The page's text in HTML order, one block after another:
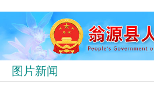
图片新闻